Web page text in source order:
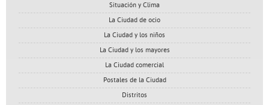
Situación y Clima
La Ciudad de ocio
La Ciudad y los niños
La Ciudad y los mayores
La Ciudad comercial
Postales de la Ciudad
Distritos